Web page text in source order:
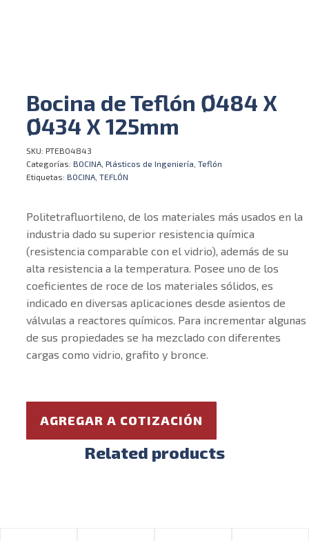
Bocina de Teflón Ø484 X
Ø434 X 125mm
SKU: PTEBO4843
Categorías: BOCINA Plásticos de Ingeniería Teflón
Etiquetas: BOCINA TEFLÓN
Politetrafluortileno, de los materiales más usados en la
industria dado su superior resistencia química
(resistencia comparable con el vidrio), además de su
alta resistencia a la temperatura. Posee uno de los
coeficientes de roce de los materiales sólidos, es
indicado en diversas aplicaciones desde asientos de
válvulas a reactores químicos. Para incrementar algunas
de sus propiedades se ha mezclado con diferentes
cargas como vidrio, grafito y bronce.
AGREGAR A COTIZACIÓN
Related products